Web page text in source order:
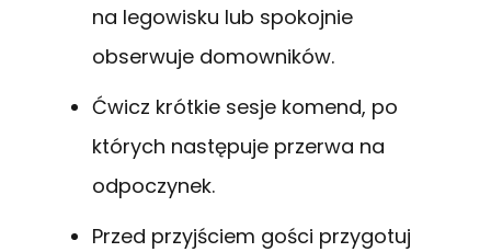
na legowisku lub spokojnie
obserwuje domowników.
Ćwicz krótkie sesje komend, po
których następuje przerwa na
odpoczynek.
Przed przyjściem gości przygotuj